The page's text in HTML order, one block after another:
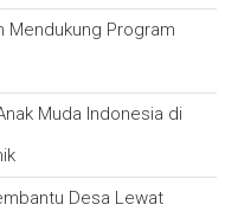
Mendukung Program
Muda Indonesia di
Desa Lewat